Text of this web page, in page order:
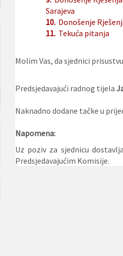
Sarajeva
10. Donošenje
11. Tekuća pitanja
Molim Vas, da sjednici
Predsjedavajući radnog tijela
Naknadno dodane tačke u
Napomena:
Uz poziv za sjednicu
Predsjedavajućim Komisije.